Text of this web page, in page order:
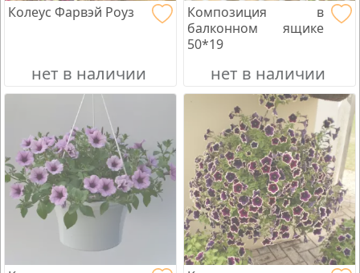
Колеус Фарвэй Роуз
нет в наличии
Композиция в
балконном ящике
50*19
нет в наличии